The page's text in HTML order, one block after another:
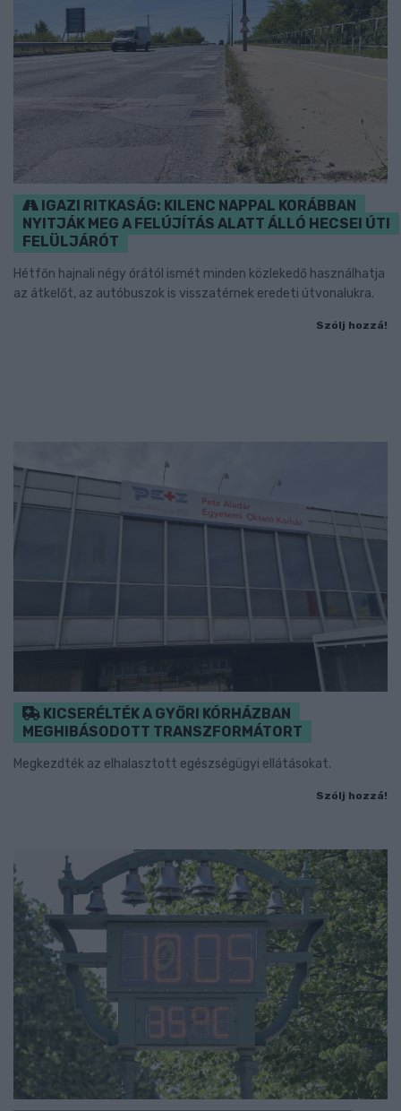
IGAZI RITKASÁG: KILENC NAPPAL KORÁBBAN
NYITJÁK MEG A FELÚJÍTÁS ALATT ÁLLÓ HECSEI ÚTI
FELÜLJÁRÓT
Hétfőn hajnali négy órától ismét minden közlekedő használhatja
az átkelőt, az autóbuszok is visszatérnek eredeti útvonalukra.
Szólj hozzá!
KICSERÉLTÉK A GYŐRI KÓRHÁZBAN
MEGHIBÁSODOTT TRANSZFORMÁTORT
Megkezdték az elhalasztott egészségügyi ellátásokat.
Szólj hozzá!